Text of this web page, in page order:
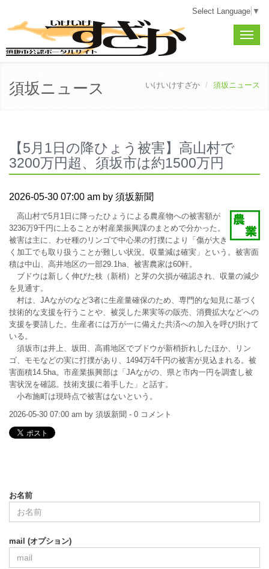
Select Language ▼
Toggle
須坂ニュース いけいけすざか 須坂ニュース
【5月1日の降ひょう被害】高山村で
3200万円超、須坂市は約1500万円
2026-05-30 07:00 am by 須坂新聞
高山村で5月1日に降ったひょうによる農産物への被害額が
3236万9千円に上ることが村産業振興課のまとめで分かった。
被害は主に、わせ種のリンゴで中心果の打撲により「傷が大き
く加工でも取り扱うことが難しい状況。収量減は確実」という。被害面
積は中山、高井地区の一部29.1ha、被害農家は60軒。
ブドウは新しく伸びた枝（新梢）と芽の欠損が確認され、収量の減少
を見通す。
村は、JAながのなど3者に生産量確保のため、専門的な知見に基づく
技術的な支援を行うことや、被災した果実等の販売、消費拡大などへの
支援を要請した。生産者には万が一に備えた共済への加入を呼び掛けて
いる。
須坂市は井上、坂田、高甫地区でブドウが新梢折れしたほか、リン
ゴ、モモなどの実に打撲があり、1494万4千円の被害が見込まれる。被
害面積14.5ha。市産業振興部は「JAながの、県と市内一円を調査し被
害状況を確認。技術支援に着手した」と話す。
小布施町は現時点で被害はないという。
2026-05-30 07:00 am by 須坂新聞 - 0 コメント
お名前
mail (オプション)